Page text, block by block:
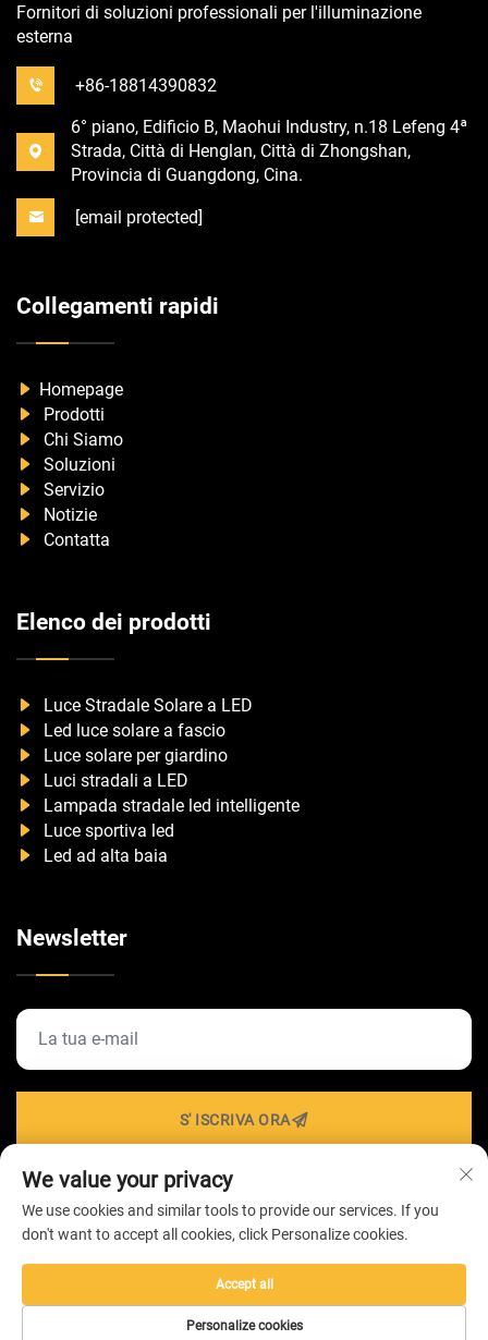
Fornitori di soluzioni professionali per l'illuminazione
esterna
+86-18814390832
6° piano, Edificio B, Maohui Industry, n.18 Lefeng 4ª
Strada, Città di Henglan, Città di Zhongshan,
Provincia di Guangdong, Cina.
[email protected]
Collegamenti rapidi
Homepage
Prodotti
Chi Siamo
Soluzioni
Servizio
Notizie
Contatta
Elenco dei prodotti
Luce Stradale Solare a LED
Led luce solare a fascio
Luce solare per giardino
Luci stradali a LED
Lampada stradale led intelligente
Luce sportiva led
Led ad alta baia
Newsletter
S' ISCRIVA ORA
Diritti d'autore © 2026 di ZHONGSHAN HAIROLUX
We value your privacy
We use cookies and similar tools to provide our services. If you
don't want to accept all cookies, click Personalize cookies.
Personalize cookies
Accept all